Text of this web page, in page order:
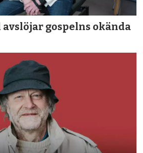
gospelns okända